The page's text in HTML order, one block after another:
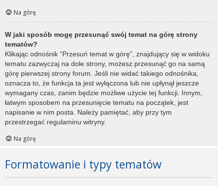
Na górę
W jaki sposób mogę przesunąć swój temat na górę strony
tematów?
Klikając odnośnik “Przesuń temat w górę”, znajdujący się w widoku
tematu zazwyczaj na dole strony, możesz przesunąć go na samą
górę pierwszej strony forum. Jeśli nie widać takiego odnośnika,
oznacza to, że funkcja ta jest wyłączona lub nie upłynął jeszcze
wymagany czas, zanim będzie możliwe użycie tej funkcji. Innym,
łatwym sposobem na przesunięcie tematu na początek, jest
napisanie w nim posta. Należy pamiętać, aby przy tym
przestrzegać regulaminu witryny.
Na górę
Formatowanie i typy tematów